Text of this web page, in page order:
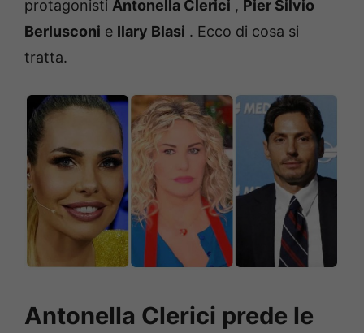
protagonisti Antonella Clerici , Pier Silvio
Berlusconi e Ilary Blasi . Ecco di cosa si
tratta.
Antonella Clerici prede le